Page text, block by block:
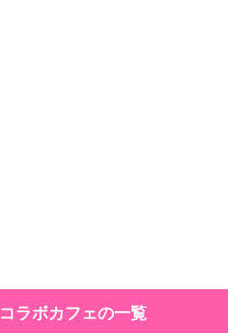
コラボカフェの一覧